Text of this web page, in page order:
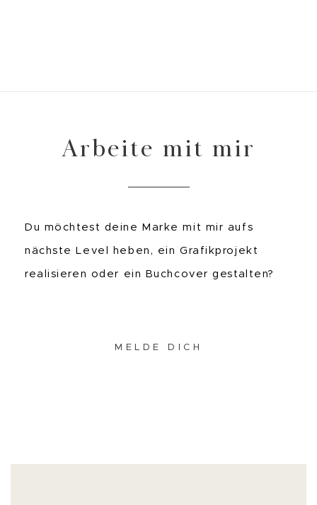
Arbeite mit mir
Du möchtest deine Marke mit mir aufs
nächste Level heben, ein Grafikprojekt
realisieren oder ein Buchcover gestalten?
MELDE DICH